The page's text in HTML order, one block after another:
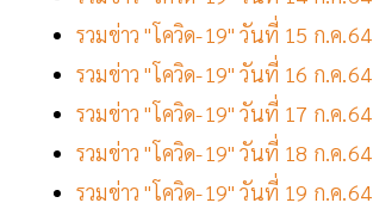
รวมข่าว "โควิด-19" วันที่ 15 ก.ค.64
รวมข่าว "โควิด-19" วันที่ 16 ก.ค.64
รวมข่าว "โควิด-19" วันที่ 17 ก.ค.64
รวมข่าว "โควิด-19" วันที่ 18 ก.ค.64
รวมข่าว "โควิด-19" วันที่ 19 ก.ค.64